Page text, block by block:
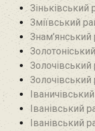
Зіньківський
Зміївський
Знам’янський
Золочівський
Золочівський
Іванівський
Іванівський